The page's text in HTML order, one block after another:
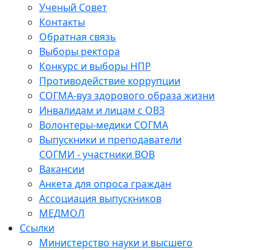
Ученый Совет
Контакты
Обратная связь
Выборы ректора
Конкурс и выборы НПР
Противодействие коррупции
СОГМА-вуз здорового образа жизни
Инвалидам и лицам с ОВЗ
Волонтеры-медики СОГМА
Выпускники и преподаватели
СОГМИ - участники ВОВ
Вакансии
Анкета для опроса граждан
Ассоциация выпускников
МЕДМОЛ
Ссылки
Министерство науки и высшего